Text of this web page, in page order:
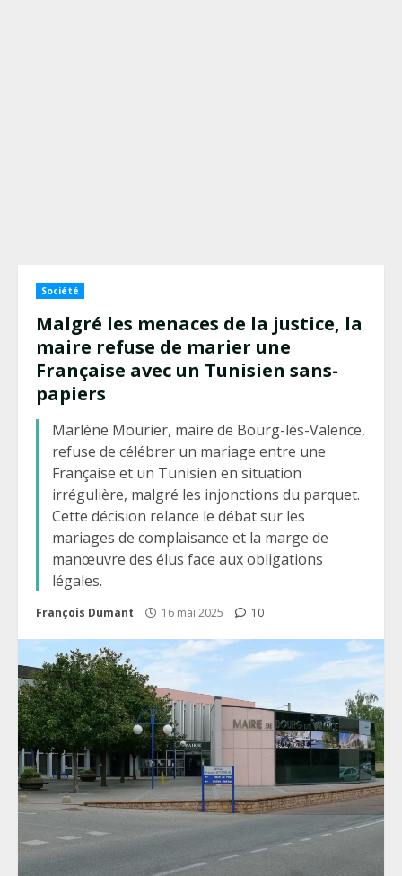
Société
Malgré les menaces de la justice, la
maire refuse de marier une
Française avec un Tunisien sans-
papiers
Marlène Mourier, maire de Bourg-lès-Valence,
refuse de célébrer un mariage entre une
Française et un Tunisien en situation
irrégulière, malgré les injonctions du parquet.
Cette décision relance le débat sur les
mariages de complaisance et la marge de
manœuvre des élus face aux obligations
légales.
François Dumant 16 mai 2025 10